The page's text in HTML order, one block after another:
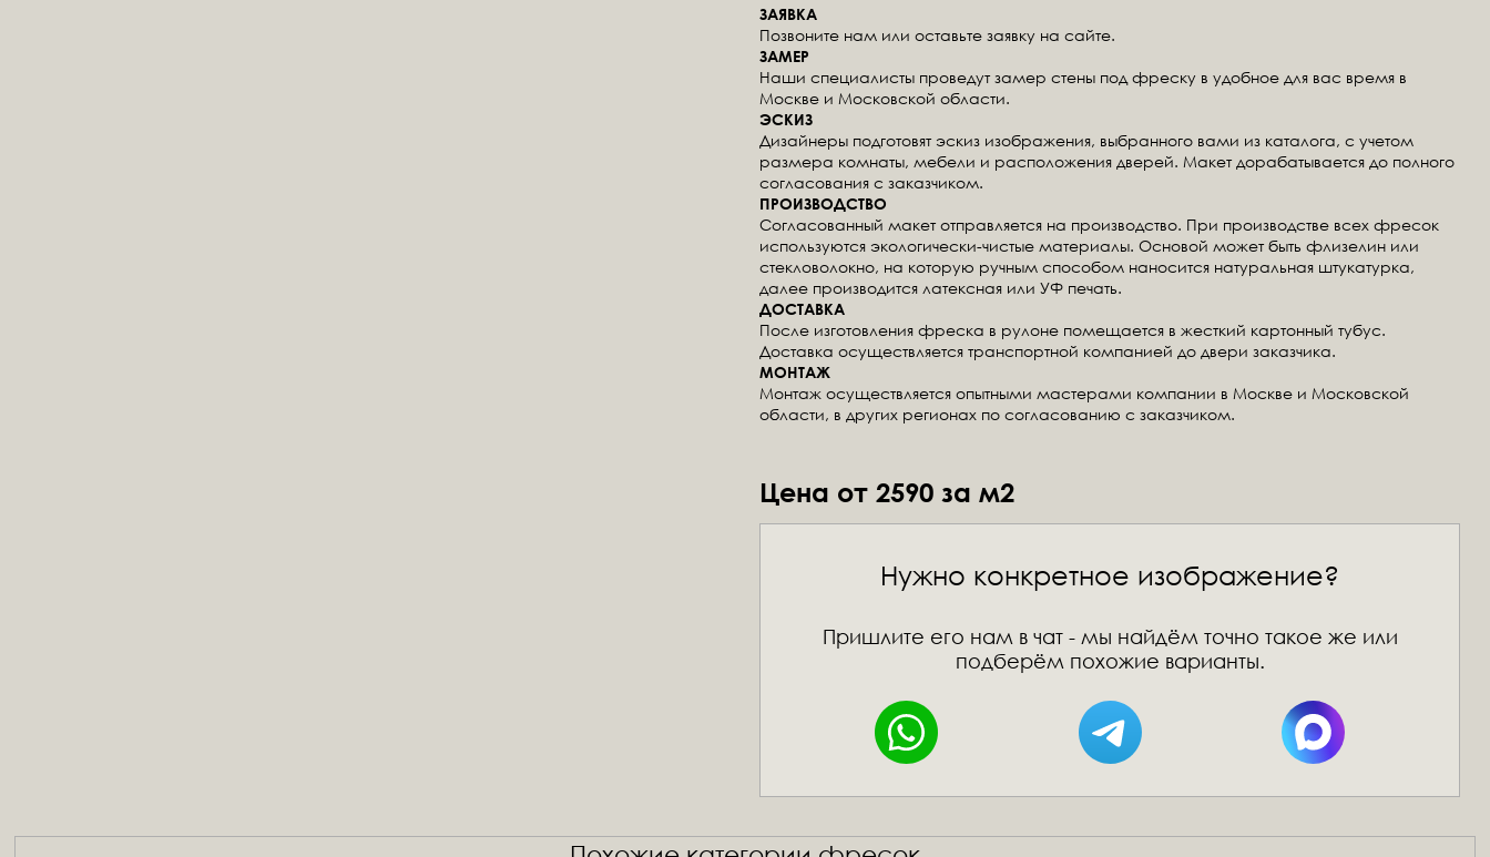
ЗАЯВКА
Позвоните нам или оставьте заявку на сайте.
ЗАМЕР
Наши специалисты проведут замер стены под фреску в удобное для вас время в
Москве и Московской области.
ЭСКИЗ
Дизайнеры подготовят эскиз изображения, выбранного вами из каталога, с учетом
размера комнаты, мебели и расположения дверей. Макет дорабатывается до полного
согласования с заказчиком.
ПРОИЗВОДСТВО
Согласованный макет отправляется на производство. При производстве всех фресок
используются экологически-чистые материалы. Основой может быть флизелин или
стекловолокно, на которую ручным способом наносится натуральная штукатурка,
далее производится латексная или УФ печать.
ДОСТАВКА
После изготовления фреска в рулоне помещается в жесткий картонный тубус.
Доставка осуществляется транспортной компанией до двери заказчика.
МОНТАЖ
Монтаж осуществляется опытными мастерами компании в Москве и Московской
области, в других регионах по согласованию с заказчиком.
Цена от 2590 за м2
Нужно конкретное изображение?
Пришлите его нам в чат - мы найдём точно такое же или
подберём похожие варианты.